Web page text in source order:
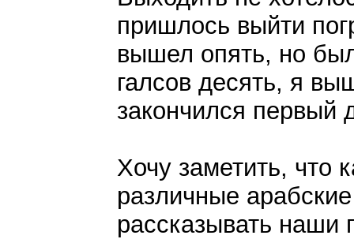
пришлось выйти
вышел опять, но
галсов десять, я
закончился первый
Хочу заметить, что
различные
рассказывать наши